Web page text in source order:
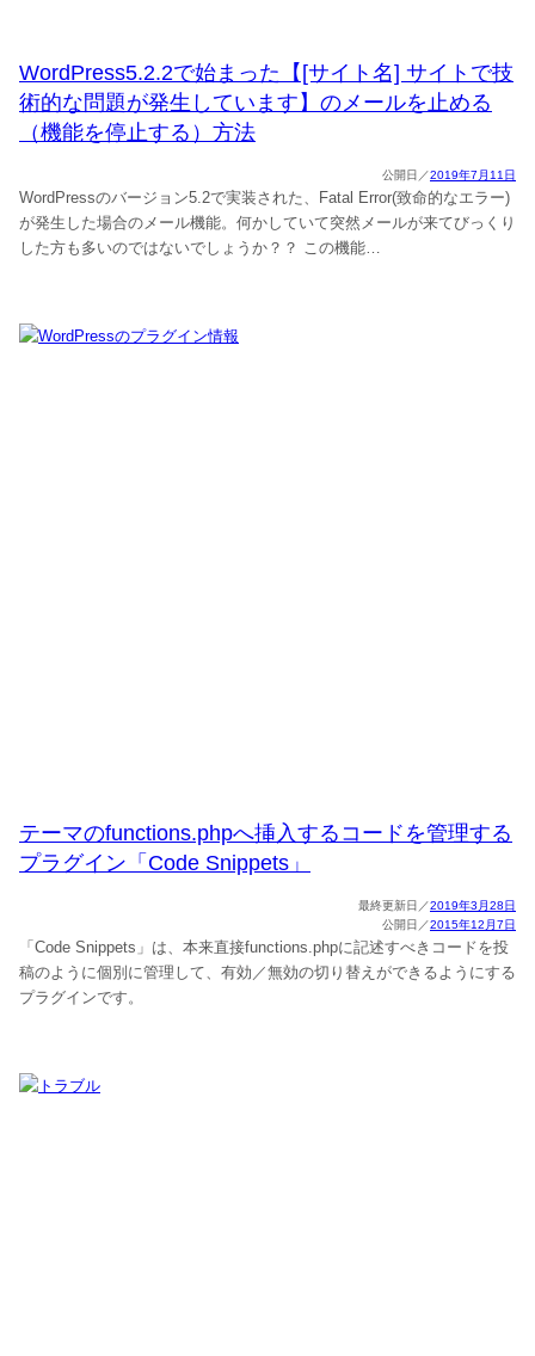
WordPress5.2.2で始まった【[サイト名] サイトで技
術的な問題が発生しています】のメールを止める
（機能を停止する）方法
2019年7月11日
WordPressのバージョン5.2で実装された、Fatal Error(致命的なエラー)
が発生した場合のメール機能。何かしていて突然メールが来てびっくり
した方も多いのではないでしょうか？？ この機能…
テーマのfunctions.phpへ挿入するコードを管理する
プラグイン「Code Snippets」
2019年3月28日
2015年12月7日
「Code Snippets」は、本来直接functions.phpに記述すべきコードを投
稿のように個別に管理して、有効／無効の切り替えができるようにする
プラグインです。